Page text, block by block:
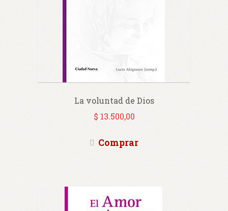
La voluntad de Dios
$ 13.500,00
Comprar